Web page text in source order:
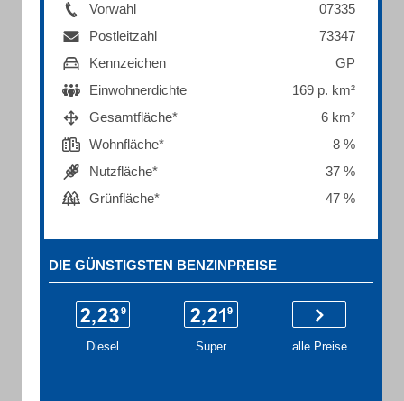
Vorwahl
07335
Postleitzahl
73347
Kennzeichen
GP
Einwohnerdichte
169 p. km²
Gesamtfläche*
6 km²
Wohnfläche*
8 %
Nutzfläche*
37 %
Grünfläche*
47 %
DIE GÜNSTIGSTEN BENZINPREISE
Diesel Super alle Preise